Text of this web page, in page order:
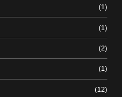
(1)
(1)
(2)
(1)
(12)